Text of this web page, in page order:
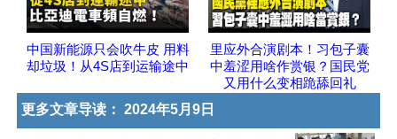
中国新能源只会吹牛皮 用料
却垃圾！从4S店到运输途中
里应外合演剧本！习包子囊
中羞涩用啥作赏银？国民党
又用什么变相跪舔回礼
更多文章导读： 2024年5月9日